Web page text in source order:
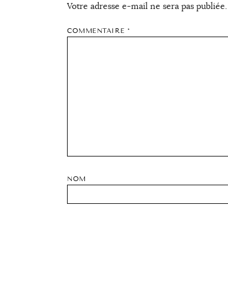
Votre adresse e-mail ne sera pas publiée.
COMMENTAIRE *
NOM